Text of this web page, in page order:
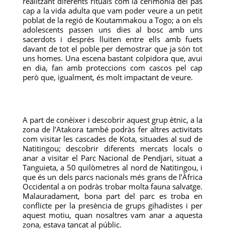
cap a la vida adulta que vam poder veure a un petit
poblat de la regió de Koutammakou a Togo; a on els
adolescents passen uns dies al bosc amb uns
sacerdots i després lluiten entre ells amb fuets
davant de tot el poble per demostrar que ja són tot
uns homes. Una escena bastant colpidora que, avui
en dia, fan amb proteccions com cascos pel cap
però que, igualment, és molt impactant de veure.
A part de conèixer i descobrir aquest grup ètnic, a la
zona de l’Atakora també podràs fer altres activitats
com visitar les cascades de Kota, situades al sud de
Natitingou; descobrir diferents mercats locals o
anar a visitar el Parc Nacional de Pendjari, situat a
Tanguieta, a 50 quilòmetres al nord de Natitingou, i
que és un dels parcs nacionals més grans de l’Àfrica
Occidental a on podràs trobar molta fauna salvatge.
Malauradament, bona part del parc es troba en
conflicte per la presència de grups gihadistes i per
aquest motiu, quan nosaltres vam anar a aquesta
zona, estava tancat al públic.